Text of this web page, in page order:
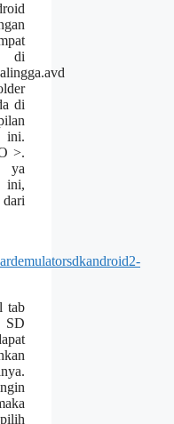
di
ini.
>.
ya
ini,
tab
SD